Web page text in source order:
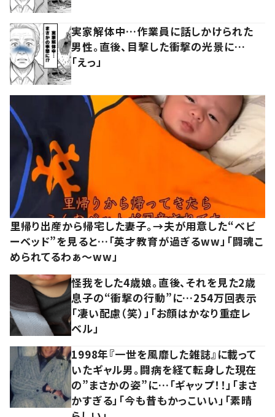
実家解体中…作業員に話しかけられた
男性。直後、目撃した衝撃の光景に…
「えっ」
里帰り出産から帰宅した妻子。→夫が用意した“ベビ
ーベッド”を見ると…「英才教育が過ぎるww」「闘魂こ
められてるわぁ～ww」
怪我をした4歳娘。直後、それを見た2歳
息子の“衝撃の行動”に…254万回表示
「凄い配慮（笑）」「お顔はかなり重症レ
ベル」
1998年『一世を風靡した雑誌』に載って
いたギャル男。闘病を経て転身した現在
の”まさかの姿”に…「ギャップ！！」「まさ
かすぎる」「今も昔もかっこいい」「素晴